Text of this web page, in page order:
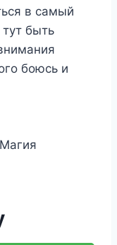
в самый
быть
боюсь и